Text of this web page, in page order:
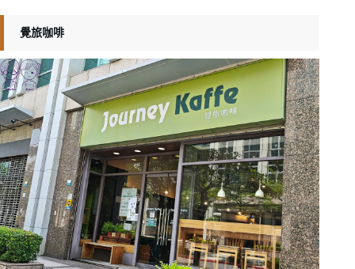
覺旅咖啡